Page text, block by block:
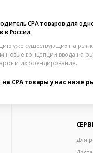
CPA товаров для
в России.
уже существующих на
новые концепции ввода на
и их брендирование.
CPA товары у нас ниже
Для